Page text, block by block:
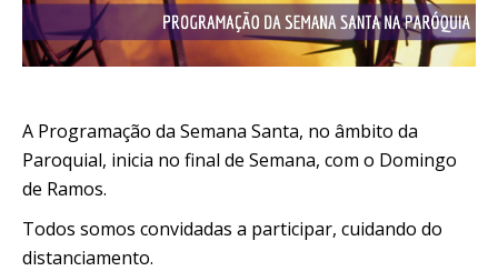
A Programação da Semana Santa, no âmbito da
Paroquial, inicia no final de Semana, com o Domingo
de Ramos.
Todos somos convidadas a participar, cuidando do
distanciamento.